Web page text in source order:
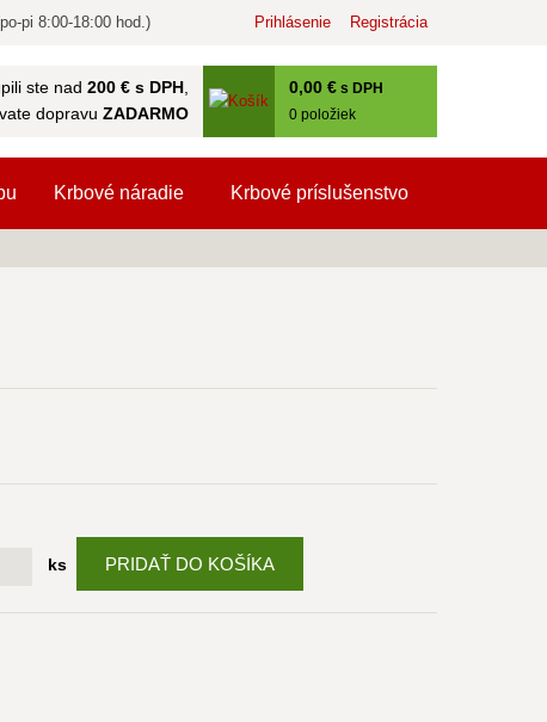
ste nad 200 € s DPH ,
dopravu ZADARMO
0,00 € s DPH
0 položiek
Prihlásenie Registrácia
pi 8:00-18:00 hod.)
Krbové náradie Krbové príslušenstvo
ks PRIDAŤ DO KOŠÍKA